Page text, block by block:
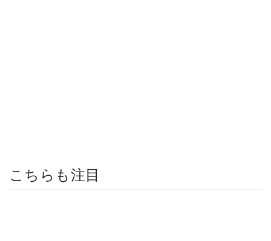
こちらも注目